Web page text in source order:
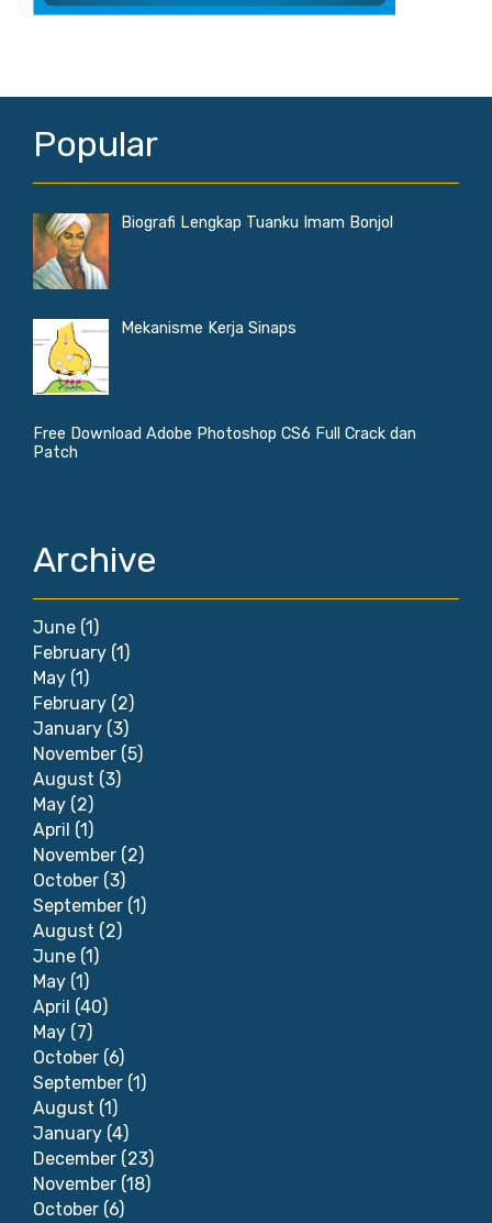
Popular
Biografi Lengkap Tuanku Imam Bonjol
Mekanisme Kerja Sinaps
Free Download Adobe Photoshop CS6 Full Crack dan
Patch
Archive
June (1)
February (1)
May (1)
February (2)
January (3)
November (5)
August (3)
May (2)
April (1)
November (2)
October (3)
September (1)
August (2)
June (1)
May (1)
April (40)
May (7)
October (6)
September (1)
August (1)
January (4)
December (23)
November (18)
October (6)